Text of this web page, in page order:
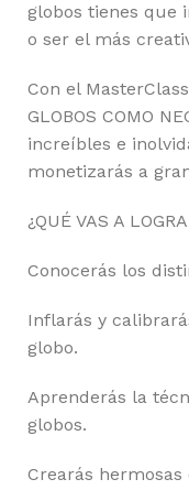
globos tienes que
o ser el más
Con el MasterClass
GLOBOS COMO
increíbles e
monetizarás a
¿QUÉ VAS A
Conocerás los
Inflarás y
globo.
Aprenderás la
globos.
Crearás